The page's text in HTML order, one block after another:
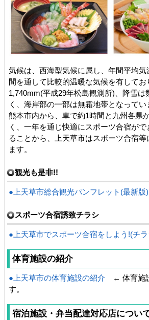
気候は、西海型気候に属し、年間平均
間を通して比較的温暖な気候を有して
1,740mm(平成29年松島観測所)、降雪は
く、海岸部の一部は無霜地帯となってい
熊本市内から、車で約1時間と九州各県
く、一年を通じ快適にスポーツ合宿が
ることから、上天草市はスポーツ合宿等
ます。
観光も是非!!
●上天草市総合観光パンフレット(最新版
スポーツ合宿誘致チラシ
● 上天草市でスポーツ合宿をしよう!(チ
体育施設の紹介
●上天草市の体育施設の紹介
← 体育施
す。
宿泊施設・弁当配達対応店につい